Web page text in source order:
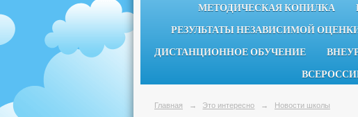
МЕТОДИЧЕСКАЯ КОПИЛКА
РЕЗУЛЬТАТЫ НЕЗАВИСИМОЙ
ДИСТАНЦИОННОЕ ОБУЧЕНИЕ
Главная → Это интересно → Новости школы